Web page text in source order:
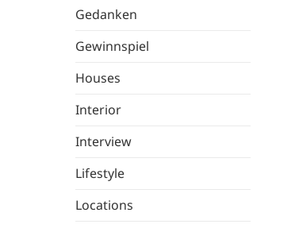
Gedanken
Gewinnspiel
Houses
Interior
Interview
Lifestyle
Locations